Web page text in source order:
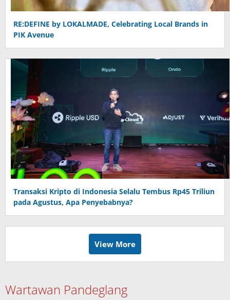
RE:DEFINE by LOKALMADE, Celebrating Local Brands in
PIK Avenue
Transaksi Kripto di Indonesia Selalu Tembus Rp45 Triliun
pada Agustus, Apa Penyebabnya?
View More
Wartawan Pandeglang